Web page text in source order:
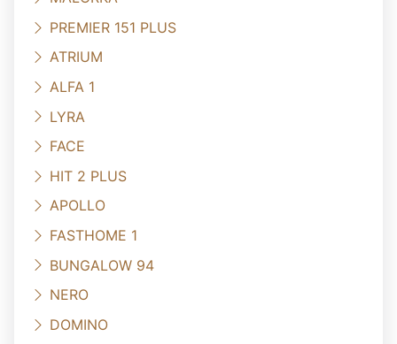
PREMIER 151 PLUS
ATRIUM
ALFA 1
LYRA
FACE
HIT 2 PLUS
APOLLO
FASTHOME 1
BUNGALOW 94
NERO
DOMINO